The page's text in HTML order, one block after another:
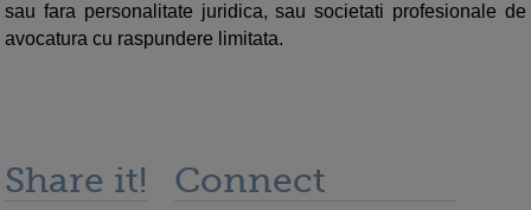
sau fara personalitate juridica, sau societati profesionale de
avocatura cu raspundere limitata.
Share it! Connect